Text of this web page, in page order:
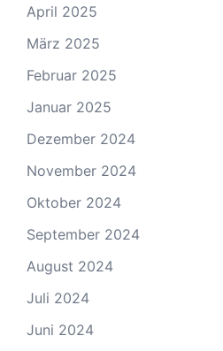
April 2025
März 2025
Februar 2025
Januar 2025
Dezember 2024
November 2024
Oktober 2024
September 2024
August 2024
Juli 2024
Juni 2024